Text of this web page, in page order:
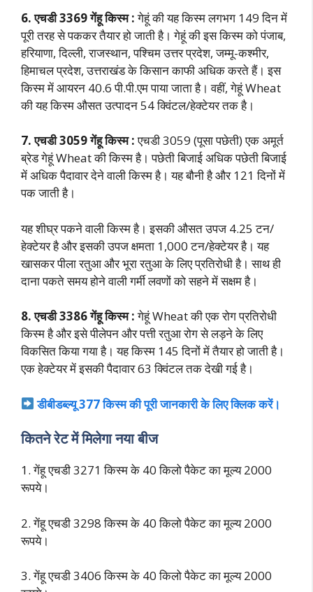
6. एचडी 3369 गेंहू किस्म :गेहूं की यह किस्म लगभग 149 दिन में
पूरी तरह से पककर तैयार हो जाती है। गेहूं की इस किस्म को पंजाब,
हरियाणा, दिल्ली, राजस्थान, पश्चिम उत्तर प्रदेश, जम्मू-कश्मीर,
हिमाचल प्रदेश, उत्तराखंड के किसान काफी अधिक करते हैं। इस
किस्म में आयरन 40.6 पी.पी.एम पाया जाता है। वहीं, गेहूं Wheat
की यह किस्म औसत उत्पादन 54 क्विंटल/हेक्टेयर तक है।
7. एचडी 3059 गेंहू किस्म :एचडी 3059 (पूसा पछेती) एक अमूर्त
ब्रेड गेहूं Wheat की किस्म है। पछेती बिजाई अधिक पछेती बिजाई
में अधिक पैदावार देने वाली किस्म है। यह बौनी है और 121 दिनों में
पक जाती है।
यह शीघ्र पकने वाली किस्म है। इसकी औसत उपज 4.25 टन/
हेक्टेयर है और इसकी उपज क्षमता 1,000 टन/हेक्टेयर है। यह
खासकर पीला रतुआ और भूरा रतुआ के लिए प्रतिरोधी है। साथ ही
दाना पकते समय होने वाली गर्मी लवणों को सहने में सक्षम है।
8. एचडी 3386 गेंहू किस्म :गेहूं Wheat की एक रोग प्रतिरोधी
किस्म है और इसे पीलेपन और पत्ती रतुआ रोग से लड़ने के लिए
विकसित किया गया है। यह किस्म 145 दिनों में तैयार हो जाती है।
एक हेक्टेयर में इसकी पैदावार 63 क्विंटल तक देखी गई है।
डीबीडब्ल्यू 377 किस्म की पूरी जानकारी के लिए क्लिक करें।
कितने रेट में मिलेगा नया बीज
1. गेंहू एचडी 3271 किस्म के 40 किलो पैकेट का मूल्य 2000
रूपये।
2. गेंहू एचडी 3298 किस्म के 40 किलो पैकेट का मूल्य 2000
रूपये।
3. गेंहू एचडी 3406 किस्म के 40 किलो पैकेट का मूल्य 2000